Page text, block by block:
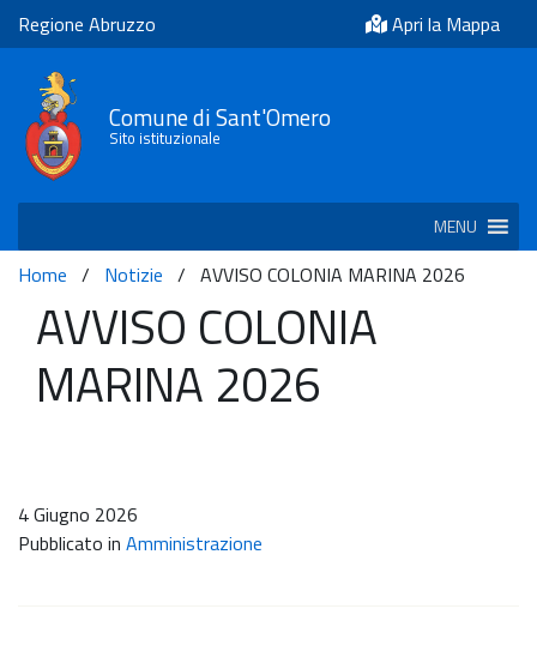
Regione Abruzzo Apri la Mappa
Comune di Sant'Omero
Sito istituzionale
MENU
Home / Notizie / AVVISO COLONIA MARINA 2026
AVVISO COLONIA
MARINA 2026
4 Giugno 2026
Pubblicato in Amministrazione